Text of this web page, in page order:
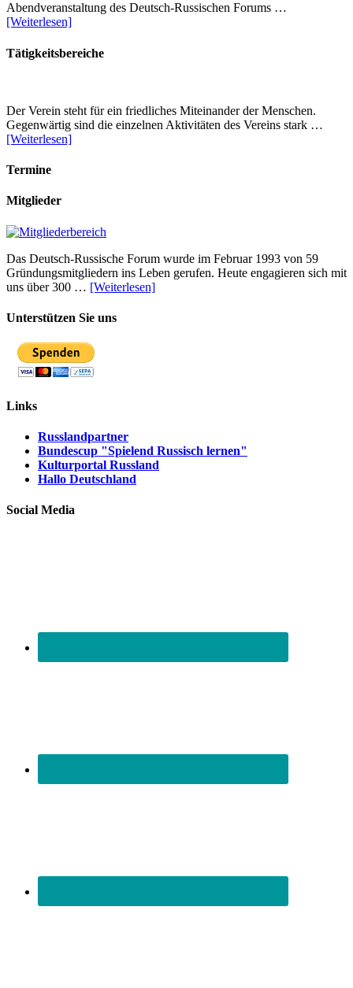
Abendveranstaltung des Deutsch-Russischen Forums …
[Weiterlesen]
Tätigkeitsbereiche
Der Verein steht für ein friedliches Miteinander der Menschen.
Gegenwärtig sind die einzelnen Aktivitäten des Vereins stark …
[Weiterlesen]
Termine
Mitglieder
Das Deutsch-Russische Forum wurde im Februar 1993 von 59
Gründungsmitgliedern ins Leben gerufen. Heute engagieren sich mit
uns über 300 … [Weiterlesen]
Unterstützen Sie uns
Links
Russlandpartner
Bundescup "Spielend Russisch lernen"
Kulturportal Russland
Hallo Deutschland
Social Media